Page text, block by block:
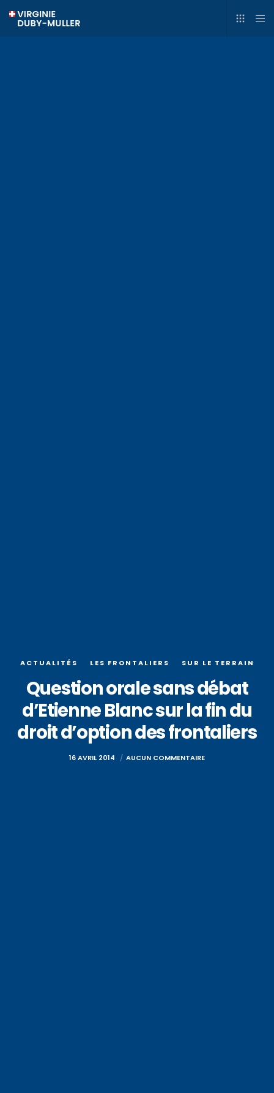
ACTUALITÉS LES FRONTALIERS SUR LE TERRAIN
Question orale sans débat
d’Etienne Blanc sur la fin du
droit d’option des frontaliers
16 AVRIL 2014 AUCUN COMMENTAIRE